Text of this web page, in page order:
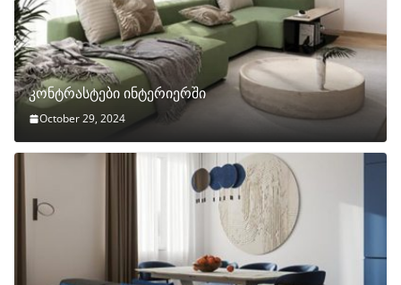
კონტრასტები ინტერიერში
October 29, 2024